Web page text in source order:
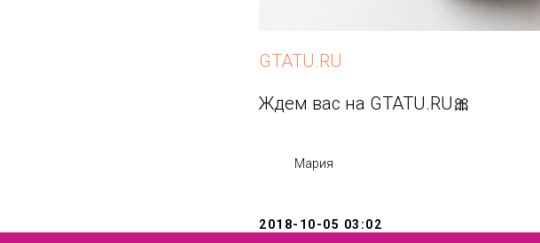
GTATU.RU
Ждем вас на GTATU.RU🎀⠀
Мария
2018-10-05 03:02